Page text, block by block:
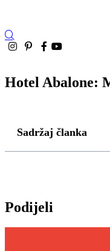
Hotel Abalone:
Sadržaj članka
Podijeli